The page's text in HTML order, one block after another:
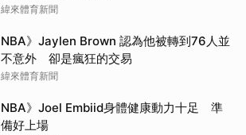
緯來體育新聞
NBA》Jaylen Brown 認為他被轉到76人並
不意外 卻是瘋狂的交易
緯來體育新聞
NBA》Joel Embiid身體健康動力十足 準
備好上場